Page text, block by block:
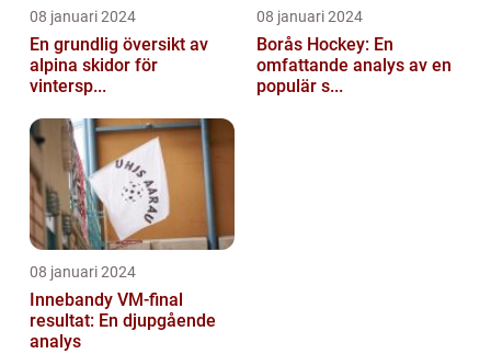
08 januari 2024
En grundlig översikt av
alpina skidor för
vintersp...
08 januari 2024
Borås Hockey: En
omfattande analys av en
populär s...
08 januari 2024
Innebandy VM-final
resultat: En djupgående
analys